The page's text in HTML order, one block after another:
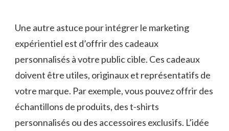
Une autre astuce pour intégrer le marketing
expérientiel est d’offrir des cadeaux
personnalisés à votre public cible. Ces cadeaux
doivent être utiles, originaux ​et représentatifs de
votre marque. Par exemple, vous pouvez offrir des​
échantillons de produits, des t-shirts
personnalisés ou ‌des accessoires exclusifs. L’idée